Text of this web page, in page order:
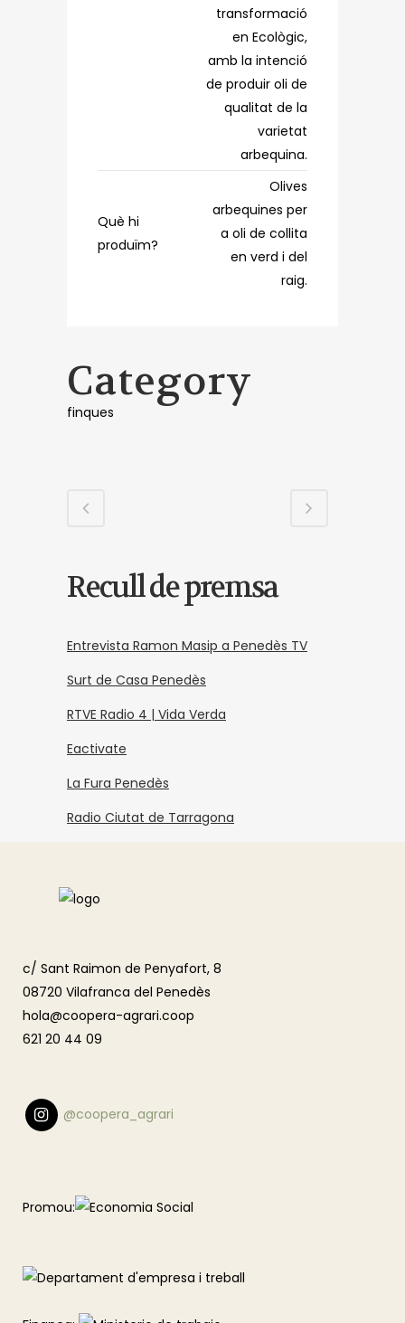
transformació
en Ecològic,
amb la intenció
de produir oli de
qualitat de la
varietat
arbequina.
Què hi
produïm?
Olives
arbequines per
a oli de collita
en verd i del
raig.
Category
finques
Recull de premsa
Entrevista Ramon Masip a Penedès TV
Surt de Casa Penedès
RTVE Radio 4 | Vida Verda
Eactivate
La Fura Penedès
Radio Ciutat de Tarragona
c/ Sant Raimon de Penyafort, 8
08720 Vilafranca del Penedès
hola@coopera-agrari.coop
621 20 44 09
@coopera_agrari
Promou: